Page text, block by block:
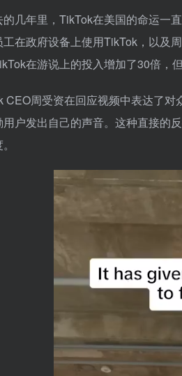
的几年里，TikTok在美国的命运一
在政府设备上使用TikTok，以及
在游说上的投入增加了30倍，
CEO周受资在回应视频中表达了对
用户发出自己的声音。这种直接的